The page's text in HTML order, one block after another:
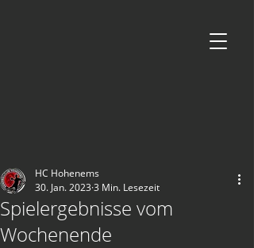
Spielergebnisse vom
Wochenende
HC Hohenems
30. Jan. 2023 3 Min. Lesezeit